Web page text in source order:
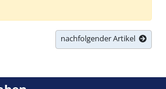
nachfolgender Artikel